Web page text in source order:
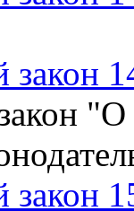
закон
"О
закон